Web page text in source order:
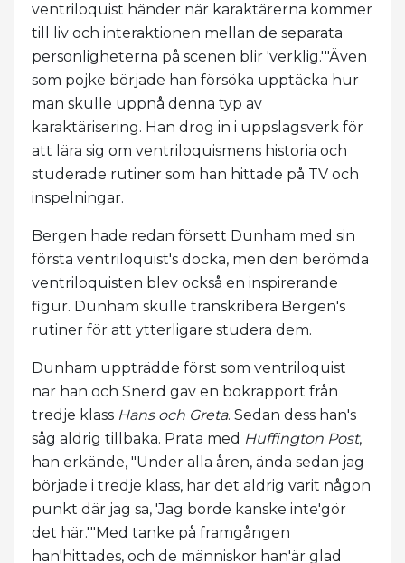
ventriloquist händer när karaktärerna kommer
till liv och interaktionen mellan de separata
personligheterna på scenen blir 'verklig.'"Även
som pojke började han försöka upptäcka hur
man skulle uppnå denna typ av
karaktärisering. Han drog in i uppslagsverk för
att lära sig om ventriloquismens historia och
studerade rutiner som han hittade på TV och
inspelningar.
Bergen hade redan försett Dunham med sin
första ventriloquist's docka, men den berömda
ventriloquisten blev också en inspirerande
figur. Dunham skulle transkribera Bergen's
rutiner för att ytterligare studera dem.
Dunham uppträdde först som ventriloquist
när han och Snerd gav en bokrapport från
tredje klass Hans och Greta. Sedan dess han's
såg aldrig tillbaka. Prata med Huffington Post,
han erkände, "Under alla åren, ända sedan jag
började i tredje klass, har det aldrig varit någon
punkt där jag sa, 'Jag borde kanske inte'gör
det här.'"Med tanke på framgången
han'hittades, och de människor han'är glad